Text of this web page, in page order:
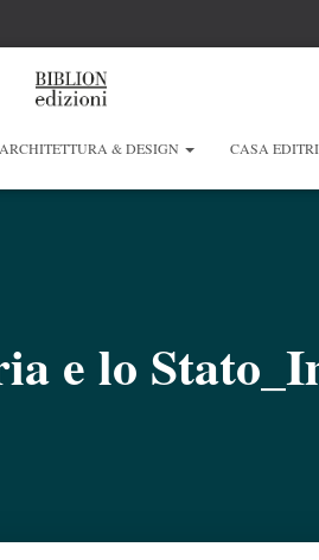
ARCHITETTURA & DESIGN CASA
e lo